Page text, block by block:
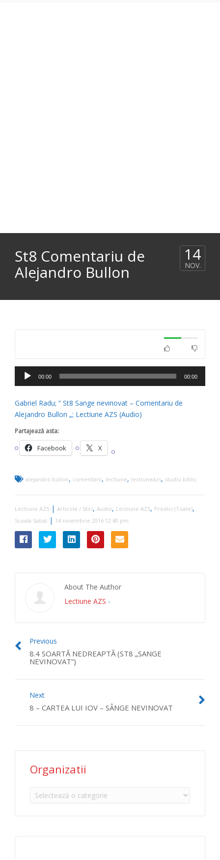
St8 Comentariu de
Alejandro Bullon
14
NOV.
Player
audio
00:00 00:00
Gabriel Radu; ” St8 Sange nevinovat – Comentariu de
Alejandro Bullon „; Lectiune AZS (Audio)
Partajează asta:
Facebook X
alejandro bullon, comentarii, lectiune, lectiuneazs, studiu biblic
Lectiune AZS | Articole / Stiri, Audio, Lectiune AZS, Predici (Toate),
Scoala Sabat | 14 noiembrie 2016 12:40 pm
About The Author
Lectiune AZS -
Previous
8.4 SOARTĂ NEDREAPTĂ (ST8 „SANGE
NEVINOVAT”)
Next
8 – CARTEA LUI IOV – SÂNGE NEVINOVAT
Organizatii
Organizatii